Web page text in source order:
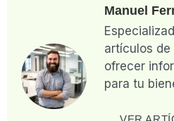
Manuel
artículos de
ofrecer
para tu